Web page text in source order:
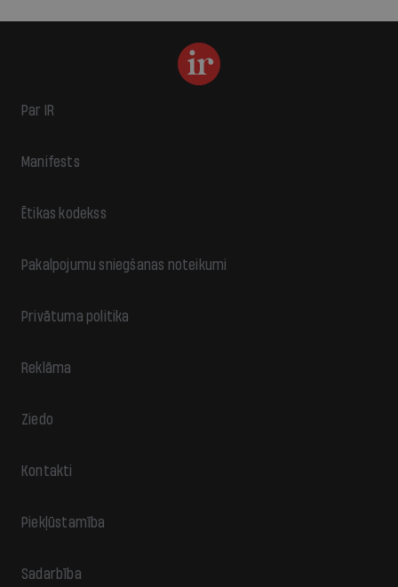
Par IR
Manifests
Ētikas kodekss
Pakalpojumu sniegšanas noteikumi
Privātuma politika
Reklāma
Ziedo
Kontakti
Piekļūstamība
Sadarbība